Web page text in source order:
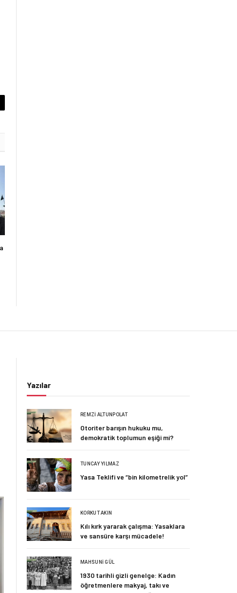
Yazılar
REMZI ALTUNPOLAT
Otoriter barışın hukuku mu,
demokratik toplumun eşiği mi?
TUNCAY YILMAZ
Yasa Teklifi ve “bin kilometrelik yol”
KORKUT AKIN
Kılı kırk yararak çalışma: Yasaklara
ve sansüre karşı mücadele!
MAHSUNI GÜL
1930 tarihli gizli genelge: Kadın
öğretmenlere makyaj, takı ve